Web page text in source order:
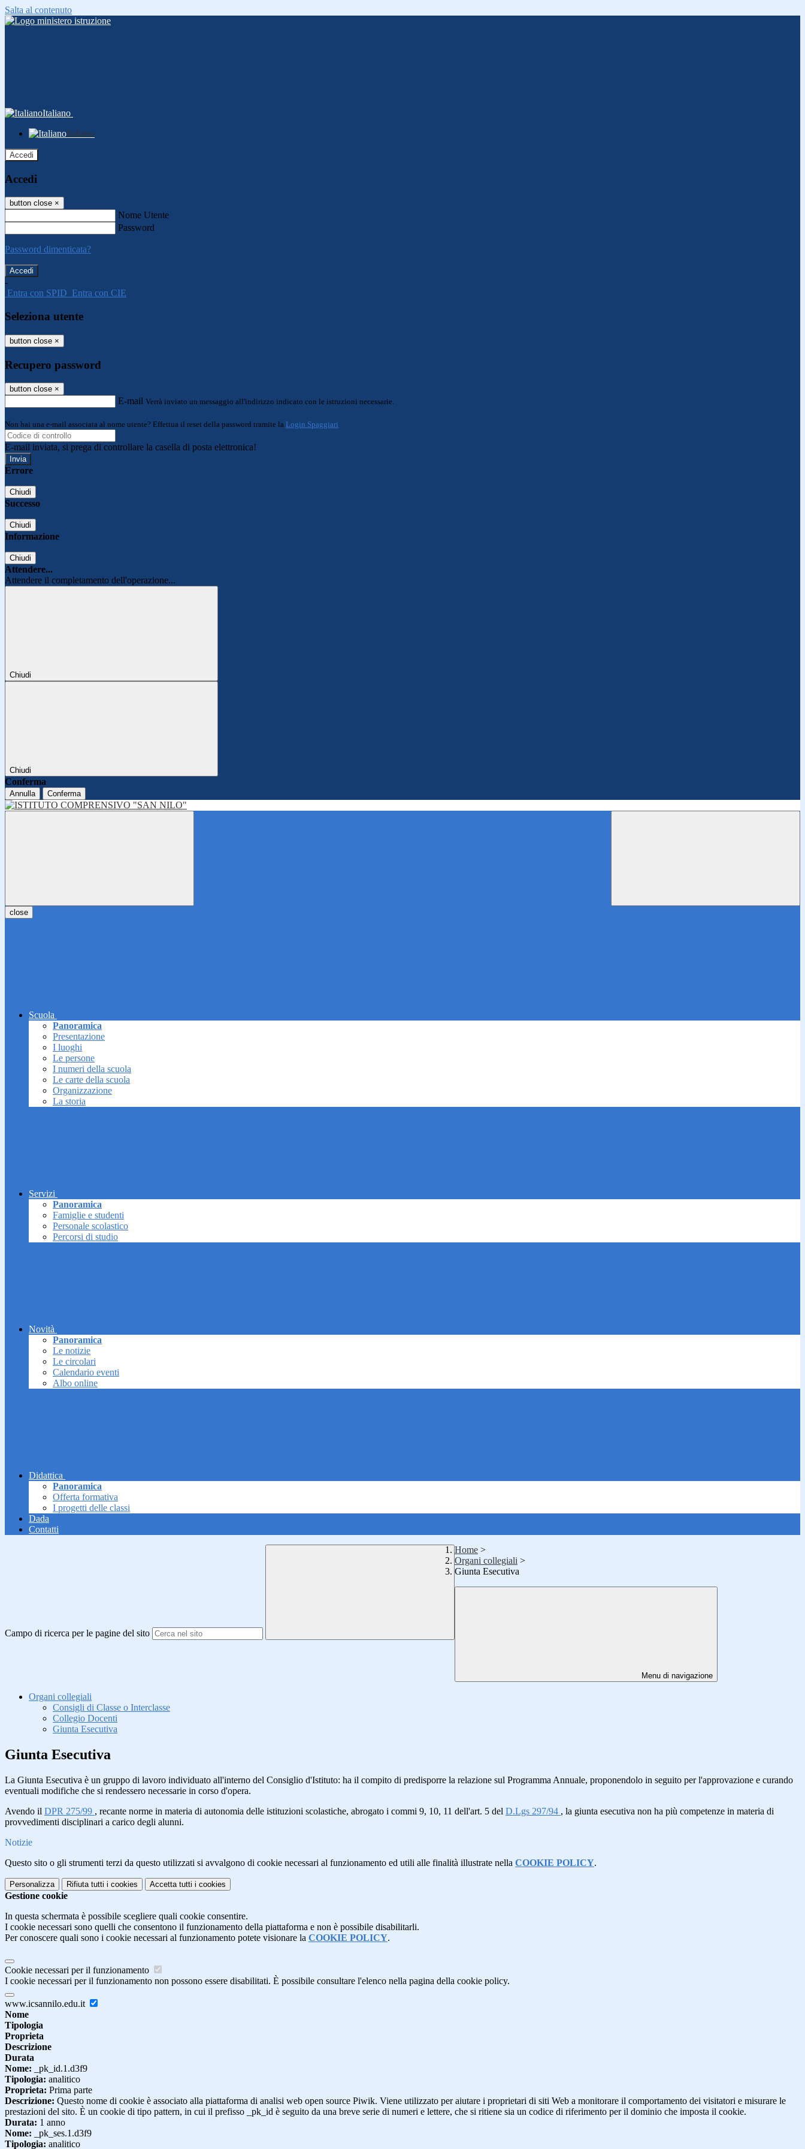
Salta al contenuto
Italiano
Italiano
Accedi
Accedi
button close ×
Nome Utente
Password
Password dimenticata?
-
Entra con SPID Entra con CIE
Seleziona utente
button close ×
Recupero password
button close ×
E-mail Verrà inviato un messaggio all'indirizzo indicato con le istruzioni necessarie.
Non hai una e-mail associata al nome utente? Effettua il reset della password tramite la Login Spaggiari
E-mail inviata, si prega di controllare la casella di posta elettronica!
Errore
Chiudi
Successo
Chiudi
Informazione
Chiudi
Attendere...
Attendere il completamento dell'operazione...
Chiudi
Chiudi
Conferma
Annulla Conferma
close
Scuola
Panoramica
Presentazione
I luoghi
Le persone
I numeri della scuola
Le carte della scuola
Organizzazione
La storia
Servizi
Panoramica
Famiglie e studenti
Personale scolastico
Percorsi di studio
Novità
Panoramica
Le notizie
Le circolari
Calendario eventi
Albo online
Didattica
Panoramica
Offerta formativa
I progetti delle classi
Dada
Contatti
Campo di ricerca per le pagine del sito
Home >
Organi collegiali >
Giunta Esecutiva
Menu di navigazione
Organi collegiali
Consigli di Classe o Interclasse
Collegio Docenti
Giunta Esecutiva
Giunta Esecutiva
La Giunta Esecutiva è un gruppo di lavoro individuato all'interno del Consiglio d'Istituto: ha il compito di predisporre la relazione sul Programma Annuale, proponendolo in seguito per l'approvazione e curando
eventuali modifiche che si rendessero necessarie in corso d'opera.
Avendo il DPR 275/99 , recante norme in materia di autonomia delle istituzioni scolastiche, abrogato i commi 9, 10, 11 dell'art. 5 del D.Lgs 297/94 , la giunta esecutiva non ha più competenze in materia di
provvedimenti disciplinari a carico degli alunni.
Notizie
Questo sito o gli strumenti terzi da questo utilizzati si avvalgono di cookie necessari al funzionamento ed utili alle finalità illustrate nella COOKIE POLICY.
Personalizza Rifiuta tutti i cookies Accetta tutti i cookies
Gestione cookie
In questa schermata è possibile scegliere quali cookie consentire.
I cookie necessari sono quelli che consentono il funzionamento della piattaforma e non è possibile disabilitarli.
Per conoscere quali sono i cookie necessari al funzionamento potete visionare la COOKIE POLICY.
Cookie necessari per il funzionamento
I cookie necessari per il funzionamento non possono essere disabilitati. È possibile consultare l'elenco nella pagina della cookie policy.
www.icsannilo.edu.it
Nome
Tipologia
Proprieta
Descrizione
Durata
Nome: _pk_id.1.d3f9
Tipologia: analitico
Proprieta: Prima parte
Descrizione: Questo nome di cookie è associato alla piattaforma di analisi web open source Piwik. Viene utilizzato per aiutare i proprietari di siti Web a monitorare il comportamento dei visitatori e misurare le
prestazioni del sito. È un cookie di tipo pattern, in cui il prefisso _pk_id è seguito da una breve serie di numeri e lettere, che si ritiene sia un codice di riferimento per il dominio che imposta il cookie.
Durata: 1 anno
Nome: _pk_ses.1.d3f9
Tipologia: analitico